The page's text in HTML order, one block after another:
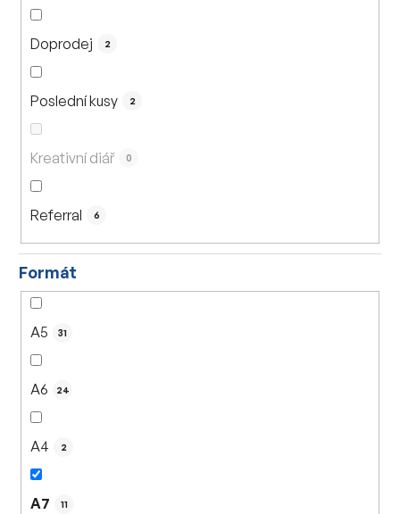
Doprodej 2
Poslední kusy 2
Kreativní diář 0
Referral 6
Formát
A5 31
A6 24
A4 2
A7 11